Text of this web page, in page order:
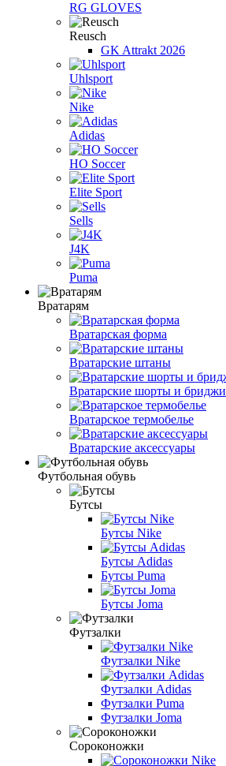
RG GLOVES
Reusch
GK Attrakt 2026
Uhlsport
Nike
Adidas
HO Soccer
Elite Sport
Sells
J4K
Puma
Вратарям
Вратарская форма
Вратарские штаны
Вратарские шорты и бриджи
Вратарское термобелье
Вратарские аксессуары
Футбольная обувь
Бутсы
Бутсы Nike
Бутсы Adidas
Бутсы Puma
Бутсы Joma
Футзалки
Футзалки Nike
Футзалки Adidas
Футзалки Puma
Футзалки Joma
Сороконожки